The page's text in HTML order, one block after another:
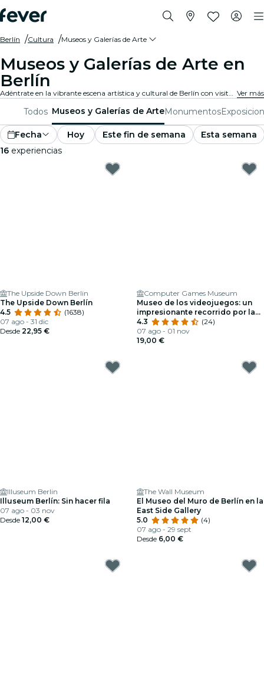
Berlín Cultura Museos y Galerías de Arte
Museos y Galerías de Arte en
Berlín
Adéntrate en la vibrante escena artística y cultural de Berlín con visitas a reconocidas galerías de arte y museos. Experimenta colecciones y exposiciones diversas que inspiran y cautivan. Ver más
Todos Museos y Galerías de ArteMonumentos
Fecha Hoy Este fin de semana
Esta semana
16 experiencias
The Upside Down Berlin
The Upside Down Berlín
4.5
(1638)
07 ago - 31 dic
Desde 22,95 €
Computer Games Museum
Museo de los videojuegos: un
impresionante recorrido por la
evolución de los videojuegos
4.3
(24)
07 ago - 01 nov
19,00 €
Illuseum Berlin
Illuseum Berlín: Sin hacer fila
07 ago - 03 nov
Desde 12,00 €
The Wall Museum
El Museo del Muro de Berlín en la
East Side Gallery
5.0
(4)
07 ago - 29 sept
Desde 6,00 €